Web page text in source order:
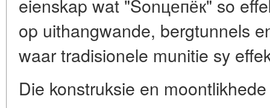
eienskap wat "Sonцепёк" so
op uithangwande, bergtunnels
waar tradisionele munitie sy
Die konstruksie en